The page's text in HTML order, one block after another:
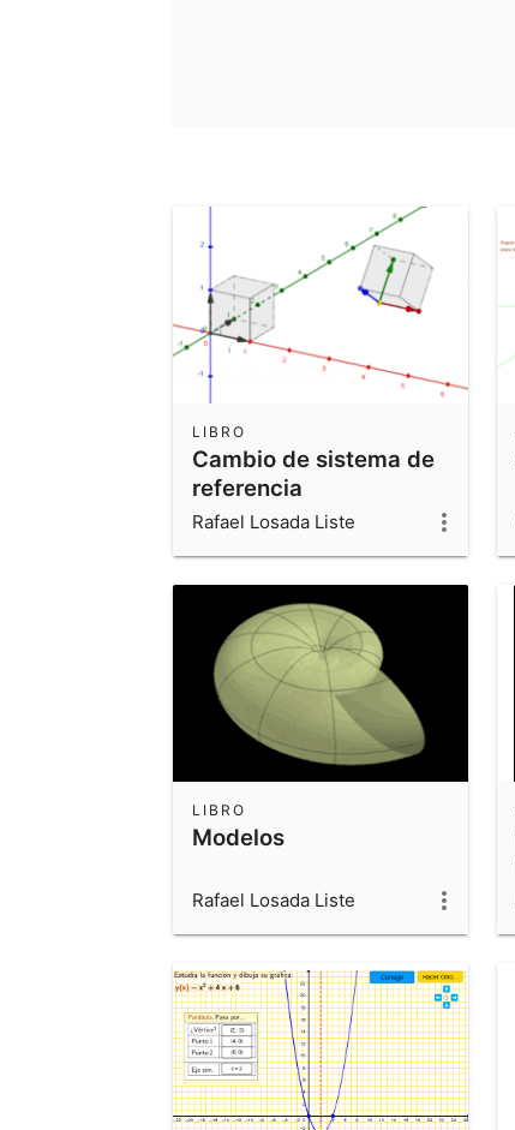
Cambio de sistema de
referencia
LIBRO
Rafael Losada Liste
Modelos
LIBRO
Rafael Losada Liste